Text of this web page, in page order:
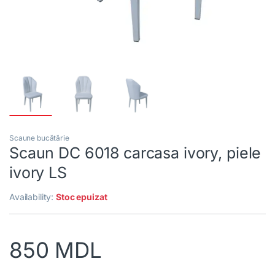
Scaune bucătărie
Scaun DC 6018 carcasa ivory, piele
ivory LS
Availability:Stoc epuizat
850 MDL